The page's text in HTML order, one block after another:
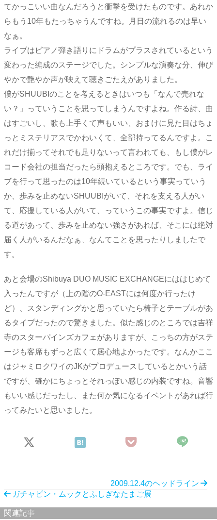
てかっこいい曲なんだろうと衝撃を受けたものです。あれか
らもう10年もたっちゃうんですね。月日の流れるのは早い
なぁ。
ライブはピアノ弾き語りにドラムがプラスされているという
変わった編成のステージでした。シンプルな演奏な分、伸び
やかで艶やか声が映えて聴きごたえがありました。
僕がSHUUBIのことを考えるときはいつも「なんで売れな
い？」っていうことを思ってしまうんですよね。作る詩、曲
はすごいし、歌も上手くて声もいい、おまけに見た目はちょ
っとミステリアスでかわいくて、全部持ってるんですよ。こ
れだけ揃ってそれでも足りないって言われても、もし僕がレ
コード会社の担当だったら頭抱えるところです。でも、ライ
ブを行って思ったのは10年続いているという事実っていう
か、歩みを止めないSHUUBIがいて、それを支える人がい
て、応援している人がいて、っていうこの事実ですよ。信じ
る道があって、歩みを止めない強さがあれば、そこには絶対
届く人がいるんだなぁ、なんてことを思ったりしましたで
す。
あと会場のShibuya DUO MUSIC EXCHANGEにははじめて
入ったんですが（上の階のO-EASTには何度か行ったけ
ど）、スタンディングかと思っていたら椅子とテーブルがあ
るタイプだったので驚きました。似た感じのところでは吉祥
寺のスターパインズカフェがありますが、こっちの方がステ
ージも客席もずっと広くて居心地よかったです。なんかここ
はジャミロクワイのJKがプロデュースしているとかいう話
ですが、確かにちょっとそれっぽい感じの内装ですね。音響
もいい感じだったし、また何か気になるイベントがあれば行
ってみたいと思いました。
2009.12.4のヘッドライン
ガチャピン・ムックとふしぎなたまご展
関連記事